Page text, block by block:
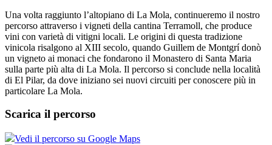
Una volta raggiunto l’altopiano di La Mola, continueremo il nostro
percorso attraverso i vigneti della cantina Terramoll, che produce
vini con varietà di vitigni locali. Le origini di questa tradizione
vinicola risalgono al XIII secolo, quando Guillem de Montgrí donò
un vigneto ai monaci che fondarono il Monastero di Santa Maria
sulla parte più alta di La Mola. Il percorso si conclude nella località
di El Pilar, da dove iniziano sei nuovi circuiti per conoscere più in
particolare La Mola.
Scarica il percorso
Vedi il percorso su Google Maps